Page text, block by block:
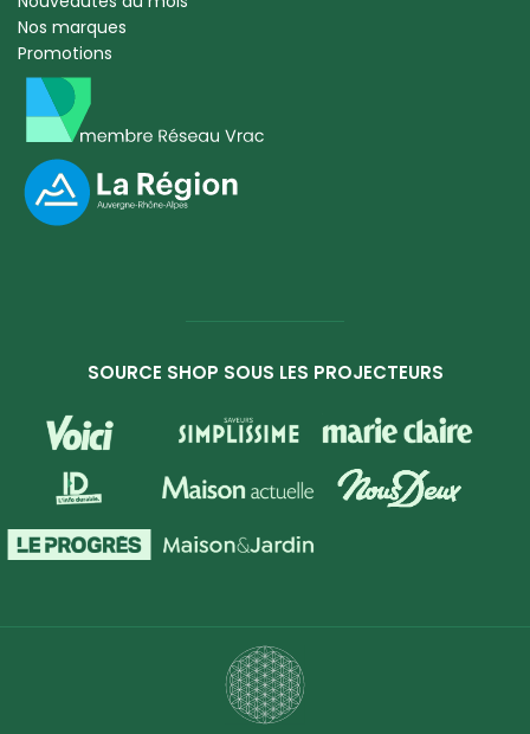
Nos marques
Promotions
SOURCE SHOP SOUS LES PROJECTEURS